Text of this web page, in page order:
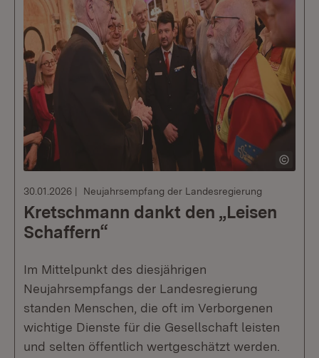
30.01.2026 Neujahrsempfang der Landesregierung
Kretschmann dankt den „Leisen
Schaffern“
Im Mittelpunkt des diesjährigen
Neujahrsempfangs der Landesregierung
standen Menschen, die oft im Verborgenen
wichtige Dienste für die Gesellschaft leisten
und selten öffentlich wertgeschätzt werden.